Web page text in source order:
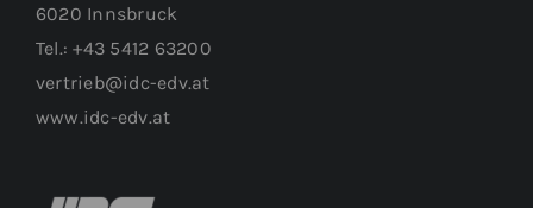
6020 Innsbruck
Tel.: +43 5412 63200
vertrieb@idc-edv.at
www.idc-edv.at